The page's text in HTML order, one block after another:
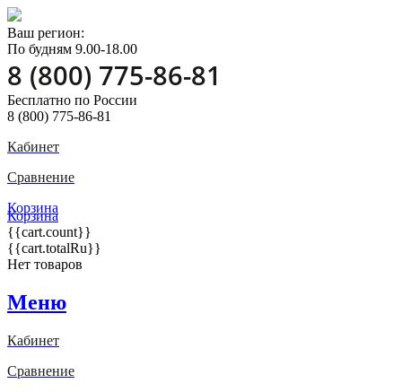
Ваш регион:
По будням 9.00-18.00
8 (800) 775-86-81
Бесплатно по России
8 (800) 775-86-81
Кабинет
Сравнение
Корзина
Корзина
{{cart.count}}
{{cart.totalRu}}
Нет товаров
Меню
Кабинет
Сравнение